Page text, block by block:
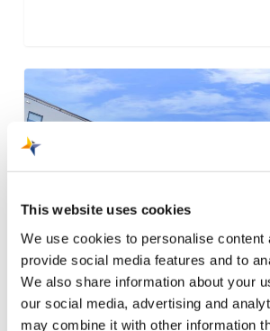
This website uses cookies
We use cookies to personalise content
provide social media features and to
We also share information about your
our social media, advertising and
may combine it with other information
Hotel
Aachen
13 februari 2023